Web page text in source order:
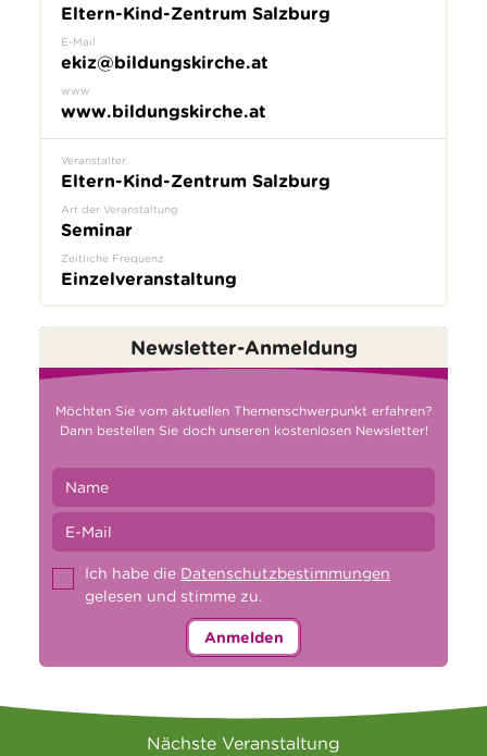
Eltern-Kind-Zentrum Salzburg
E-Mail
ekiz@bildungskirche.at
www
www.bildungskirche.at
Veranstalter
Eltern-Kind-Zentrum Salzburg
Art der Veranstaltung
Seminar
Zeitliche Frequenz
Einzelveranstaltung
Newsletter-Anmeldung
Möchten Sie vom aktuellen Themenschwerpunkt erfahren?
Dann bestellen Sie doch unseren kostenlosen Newsletter!
Ich habe die Datenschutzbestimmungen
gelesen und stimme zu.
Anmelden
Nächste Veranstaltung